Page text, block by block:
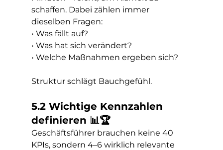
schaffen. Dabei zählen immer
dieselben Fragen:
• Was fällt auf?
• Was hat sich verändert?
• Welche Maßnahmen ergeben sich?
Struktur schlägt Bauchgefühl.
5.2 Wichtige Kennzahlen
definieren 📊🏆
Geschäftsführer brauchen keine 40
KPIs, sondern 4–6 wirklich relevante